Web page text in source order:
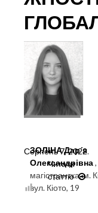
ЗОЛІНА Дар´я
Олександрівна,
магістрантка, м.
вул. Кіото, 19
Серпень 7, 2022.
Читати
статтю